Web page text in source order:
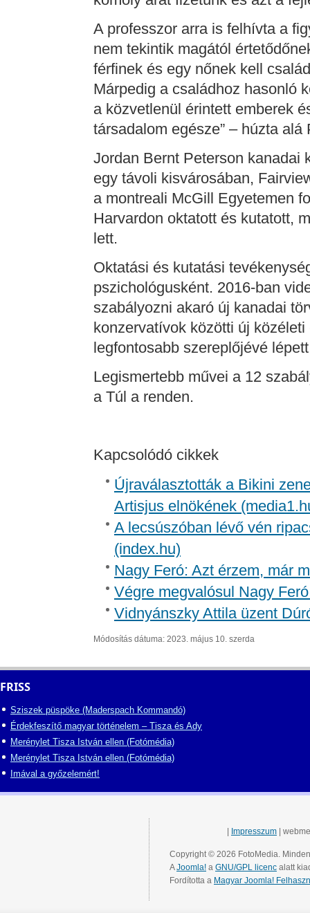
A professzor arra is felhívta a
nem tekintik magától
férfinek és egy nőnek kell
Márpedig a családhoz hasonló
a közvetlenül érintett emberek
társadalom egésze” – húzta alá
Jordan Bernt Peterson kanadai
egy távoli kisvárosában,
a montreali McGill Egyetemen
Harvardon oktatott és kutatott,
lett.
Oktatási és kutatási
pszichológusként. 2016-ban
szabályozni akaró új kanadai
konzervatívok közötti új
legfontosabb szereplőjévé
Legismertebb művei a 12
a Túl a renden.
Kapcsolódó cikkek
Újraválasztották a Bikini
Artisjus elnökének
A lecsúszóban lévő vén
(index.hu)
Nagy Feró: Azt érzem, már
Végre megvalósul Nagy
Vidnyánszky Attila üzent
Módosítás dátuma: 2023. május 10. szerda
FRISS
Sziszek püspöke (Maderspach Kommandó)
Érdekfeszítő magyar történelem – Tisza és Ady
Merénylet Tisza István ellen (Fotómédia)
Merénylet Tisza István ellen (Fotómédia)
Imával a győzelemért!
Impresszum |
Copyright © 2026 FotoMedia.
AJoomla! a GNU/GPL licenc alatt
Fordította a Magyar Joomla!